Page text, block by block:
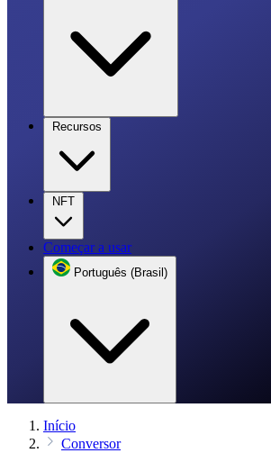
Recursos
NFT
Começar a usar
Português (Brasil)
Início
Conversor